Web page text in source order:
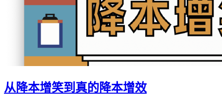
从降本增笑到真的降本增效